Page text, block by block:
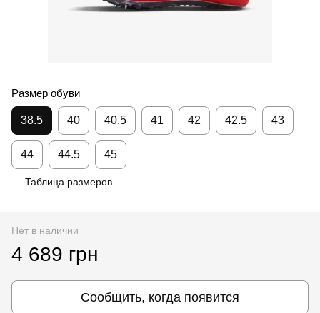
Размер обуви
38.5 40 40.5 41 42 42.5 43
44 44.5 45
Таблица размеров
Нет в наличии
4 689 грн
Сообщить, когда появится